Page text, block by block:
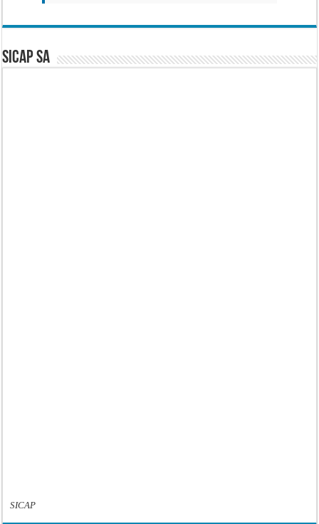
SICAP SA
SICAP